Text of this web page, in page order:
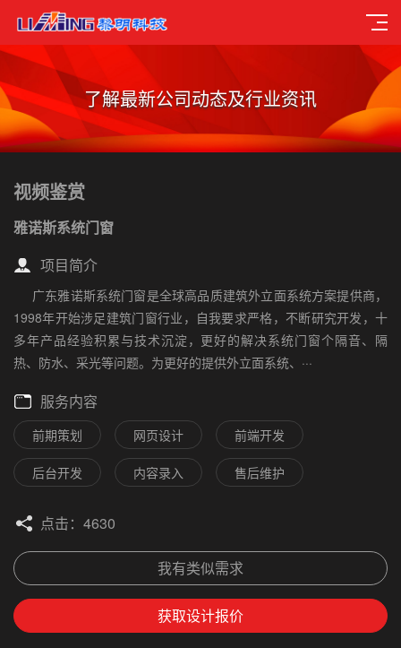
了解最新公司动态及行业资讯
视频鉴赏
雅诺斯系统门窗
项目简介
广东雅诺斯系统门窗是全球高品质建筑外立面系统方案提供商，
1998年开始涉足建筑门窗行业，自我要求严格，不断研究开发，十
多年产品经验积累与技术沉淀，更好的解决系统门窗个隔音、隔
热、防水、采光等问题。为更好的提供外立面系统、···
服务内容
前期策划 网页设计 前端开发
后台开发 内容录入 售后维护
点击：4630
我有类似需求
获取设计报价